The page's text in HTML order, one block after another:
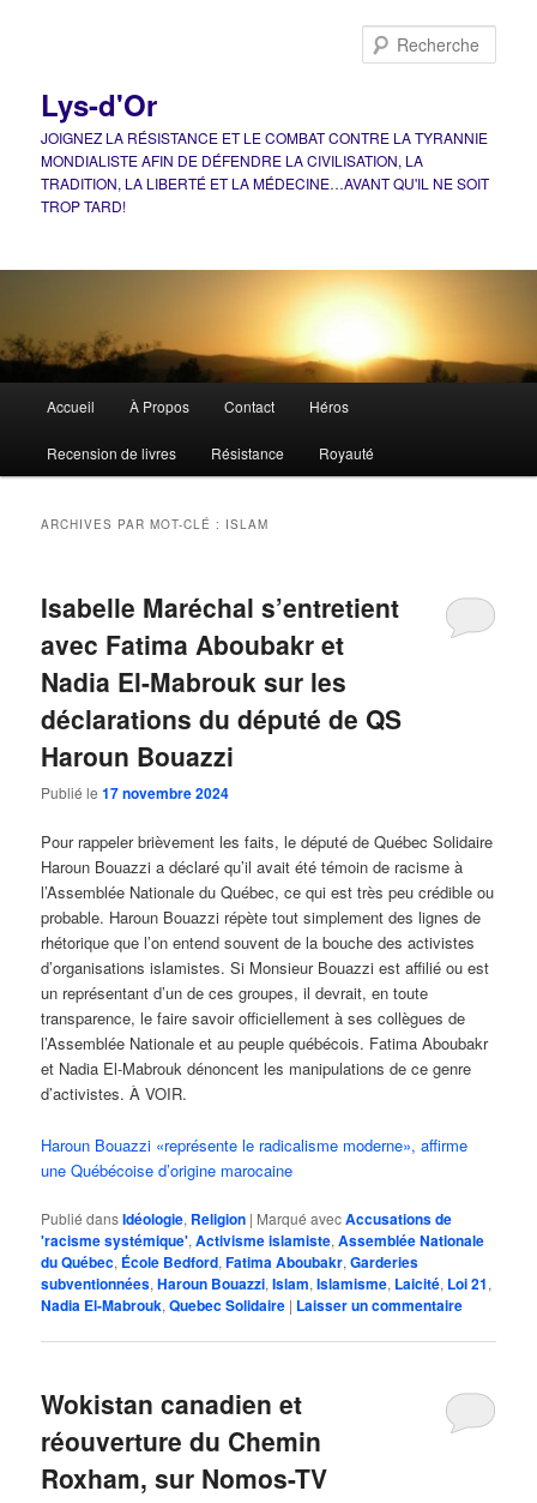
Lys-d'Or
JOIGNEZ LA RÉSISTANCE ET LE COMBAT CONTRE LA TYRANNIE
MONDIALISTE AFIN DE DÉFENDRE LA CIVILISATION, LA
TRADITION, LA LIBERTÉ ET LA MÉDECINE…AVANT QU'IL NE SOIT
TROP TARD!
principal
Accueil À Propos Contact Héros
Recension de livres Résistance Royauté
ARCHIVES PAR MOT-CLÉ : ISLAM
Isabelle Maréchal s’entretient
avec Fatima Aboubakr et
Nadia El-Mabrouk sur les
déclarations du député de QS
Haroun Bouazzi
Publié le17 novembre 2024
Pour rappeler brièvement les faits, le député de Québec Solidaire
Haroun Bouazzi a déclaré qu’il avait été témoin de racisme à
l’Assemblée Nationale du Québec, ce qui est très peu crédible ou
probable. Haroun Bouazzi répète tout simplement des lignes de
rhétorique que l’on entend souvent de la bouche des activistes
d’organisations islamistes. Si Monsieur Bouazzi est affilié ou est
un représentant d’un de ces groupes, il devrait, en toute
transparence, le faire savoir officiellement à ses collègues de
l’Assemblée Nationale et au peuple québécois. Fatima Aboubakr
et Nadia El-Mabrouk dénoncent les manipulations de ce genre
d’activistes. À VOIR.
Haroun Bouazzi «représente le radicalisme moderne», affirme
une Québécoise d’origine marocaine
Publié dansIdéologie, Religion | Marqué avecAccusations de
'racisme systémique',Activisme islamiste,Assemblée Nationale
du Québec, École Bedford,Fatima Aboubakr,Garderies
subventionnées,Haroun Bouazzi,Islam,Islamisme, Laicité, Loi 21,
Nadia El-Mabrouk,Quebec Solidaire | Laisser un commentaire
Wokistan canadien et
réouverture du Chemin
Roxham, sur Nomos-TV